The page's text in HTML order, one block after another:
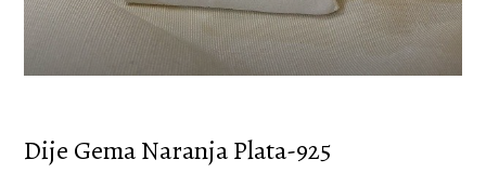
Dije Gema Naranja Plata-925